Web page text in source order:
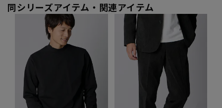
同シリーズアイテム・関連アイテム